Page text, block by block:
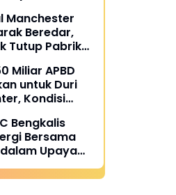
Manchester
Beredar,
Tutup Pabrik
Miliar APBD
untuk Duri
Kondisi
Bengkalis
Bersama
dalam Upaya
Narkotika